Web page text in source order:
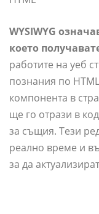
WYSIWYG
което
работите на уеб
познания по
компонента в
ще го отрази в
за същия. Тези
реално време и
за да